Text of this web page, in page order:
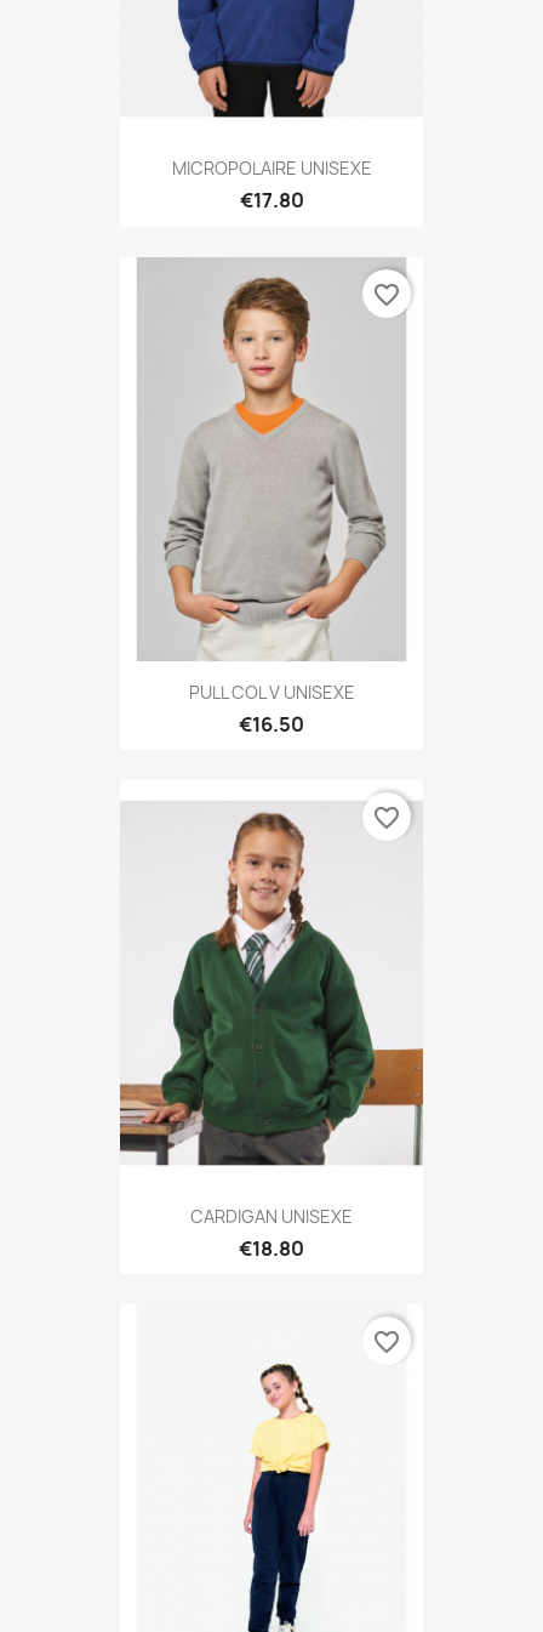
MICROPOLAIRE UNISEXE
€17.80
PULL COL V UNISEXE
€16.50
favorite_border
CARDIGAN UNISEXE
€18.80
favorite_border
favorite_border